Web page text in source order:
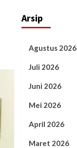
Arsip
Agustus 2026
Juli 2026
Juni 2026
Mei 2026
April 2026
Maret 2026